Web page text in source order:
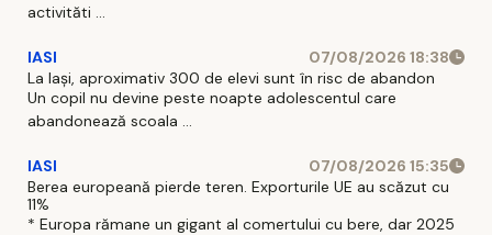
activităti ...
IASI
07/08/2026 18:38
La Iași, aproximativ 300 de elevi sunt în risc de abandon
Un copil nu devine peste noapte adolescentul care
abandonează scoala ...
IASI
07/08/2026 15:35
Berea europeană pierde teren. Exporturile UE au scăzut cu
11%
* Europa rămane un gigant al comertului cu bere, dar 2025